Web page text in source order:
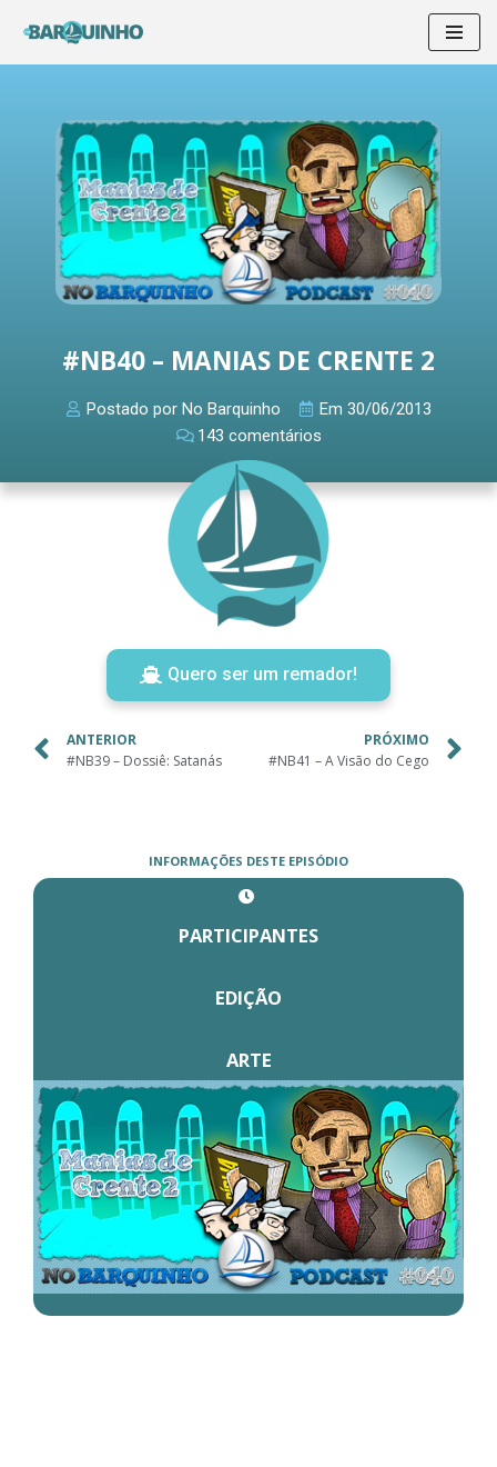
Pular
conteúdo
#NB40 – MANIAS DE CRENTE 2
Postado por No Barquinho Em 30/06/2013
143 comentários
Quero ser um remador!
ANTERIOR
#NB39 – Dossiê: Satanás
PRÓXIMO
#NB41 – A Visão do Cego
INFORMAÇÕES DESTE EPISÓDIO
PARTICIPANTES
EDIÇÃO
ARTE